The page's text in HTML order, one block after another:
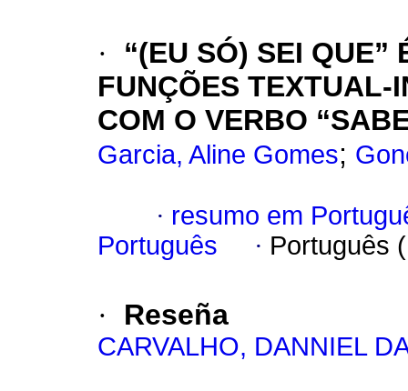
·
“(EU SÓ) SEI QUE”
FUNÇÕES TEXTUAL-
COM O VERBO
Garcia, Aline Gomes;
· resumo em
Português
· Português
· Reseña
CARVALHO, DANNIEL